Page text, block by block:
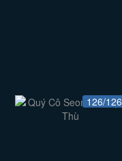
126/126